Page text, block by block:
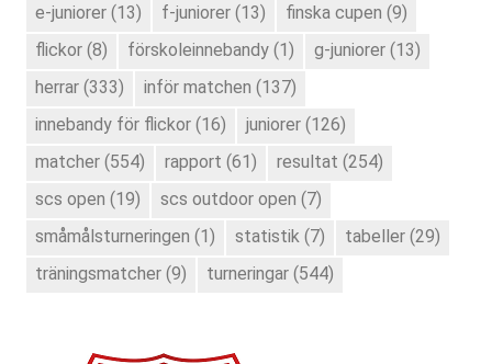
e-juniorer (13) f-juniorer (13) finska cupen (9)
flickor (8) förskoleinnebandy (1) g-juniorer (13)
herrar (333) inför matchen (137)
innebandy för flickor (16) juniorer (126)
matcher (554) rapport (61) resultat (254)
scs open (19) scs outdoor open (7)
småmålsturneringen (1) statistik (7) tabeller (29)
träningsmatcher (9) turneringar (544)